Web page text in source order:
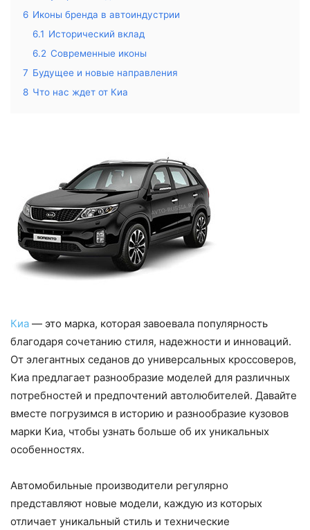
6 Иконы бренда в автоиндустрии
6.1 Исторический вклад
6.2 Современные иконы
7 Будущее и новые направления
8 Что нас ждет от Киа
Киа — это марка, которая завоевала популярность
благодаря сочетанию стиля, надежности и инноваций.
От элегантных седанов до универсальных кроссоверов,
Киа предлагает разнообразие моделей для различных
потребностей и предпочтений автолюбителей. Давайте
вместе погрузимся в историю и разнообразие кузовов
марки Киа, чтобы узнать больше об их уникальных
особенностях.
Автомобильные производители регулярно
представляют новые модели, каждую из которых
отличает уникальный стиль и технические